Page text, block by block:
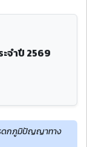
จำปี 2569
ดกภูมิปัญญาทาง